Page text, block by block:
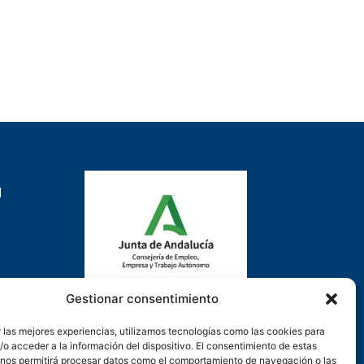
Gestionar consentimiento
las mejores experiencias, utilizamos tecnologías como las cookies para
o acceder a la información del dispositivo. El consentimiento de estas
permitirá procesar datos como el comportamiento de navegación o las
Consejería de Empleo, Formación y
Trabajo Autónomo de la Junta de